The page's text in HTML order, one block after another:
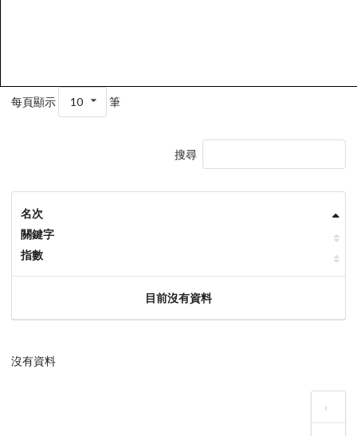
每頁顯示 10 筆
搜尋
名次
關鍵字
指數
目前沒有資料
沒有資料
‹